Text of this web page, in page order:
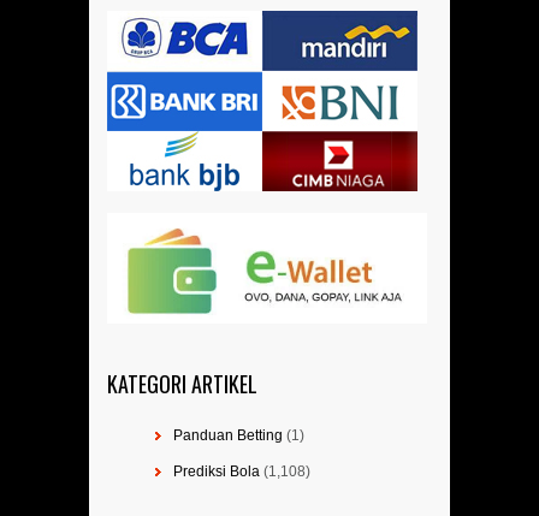
KATEGORI ARTIKEL
Panduan Betting (1)
Prediksi Bola (1,108)